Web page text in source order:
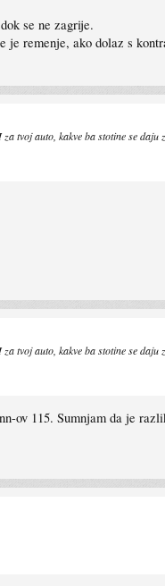
se ne zagrije.
remenje, ako dolaz s
tvoj auto, kakve ba stotine se daju
tvoj auto, kakve ba stotine se daju
ov 115. Sumnjam da je